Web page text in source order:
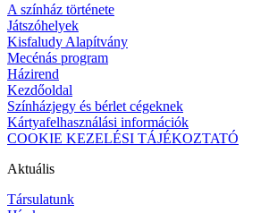
A színház története
Játszóhelyek
Kisfaludy Alapítvány
Mecénás program
Házirend
Kezdőoldal
Színházjegy és bérlet cégeknek
Kártyafelhasználási információk
COOKIE KEZELÉSI TÁJÉKOZTATÓ
Aktuális
Társulatunk